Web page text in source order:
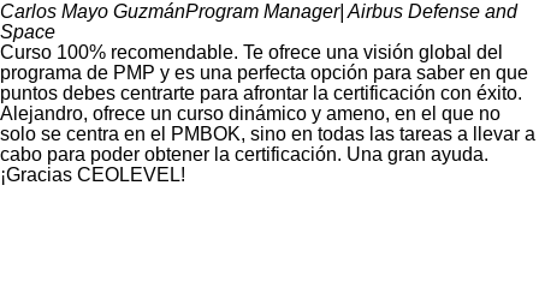
Carlos Mayo GuzmánProgram Manager| Airbus Defense and
Space
Curso 100% recomendable. Te ofrece una visión global del
programa de PMP y es una perfecta opción para saber en que
puntos debes centrarte para afrontar la certificación con éxito.
Alejandro, ofrece un curso dinámico y ameno, en el que no
solo se centra en el PMBOK, sino en todas las tareas a llevar a
cabo para poder obtener la certificación. Una gran ayuda.
¡Gracias CEOLEVEL!